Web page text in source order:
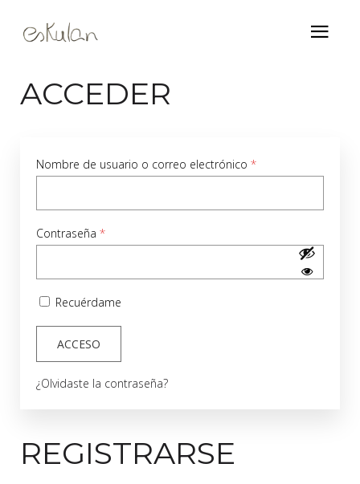
ACCEDER
Nombre de usuario o correo electrónico *Obligatorio
Contraseña *Obligatorio
Recuérdame
ACCESO
¿Olvidaste la contraseña?
REGISTRARSE